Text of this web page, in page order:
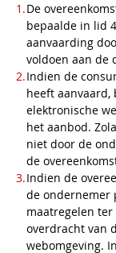
De
bepaalde in lid
aanvaarding
voldoen aan de
Indien de
heeft
elektronische
het aanbod.
niet door de
de
Indien de
de ondernemer
maatregelen
overdracht van
webomgeving.